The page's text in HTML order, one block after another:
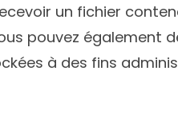
un fichier
pouvez également
à des fins